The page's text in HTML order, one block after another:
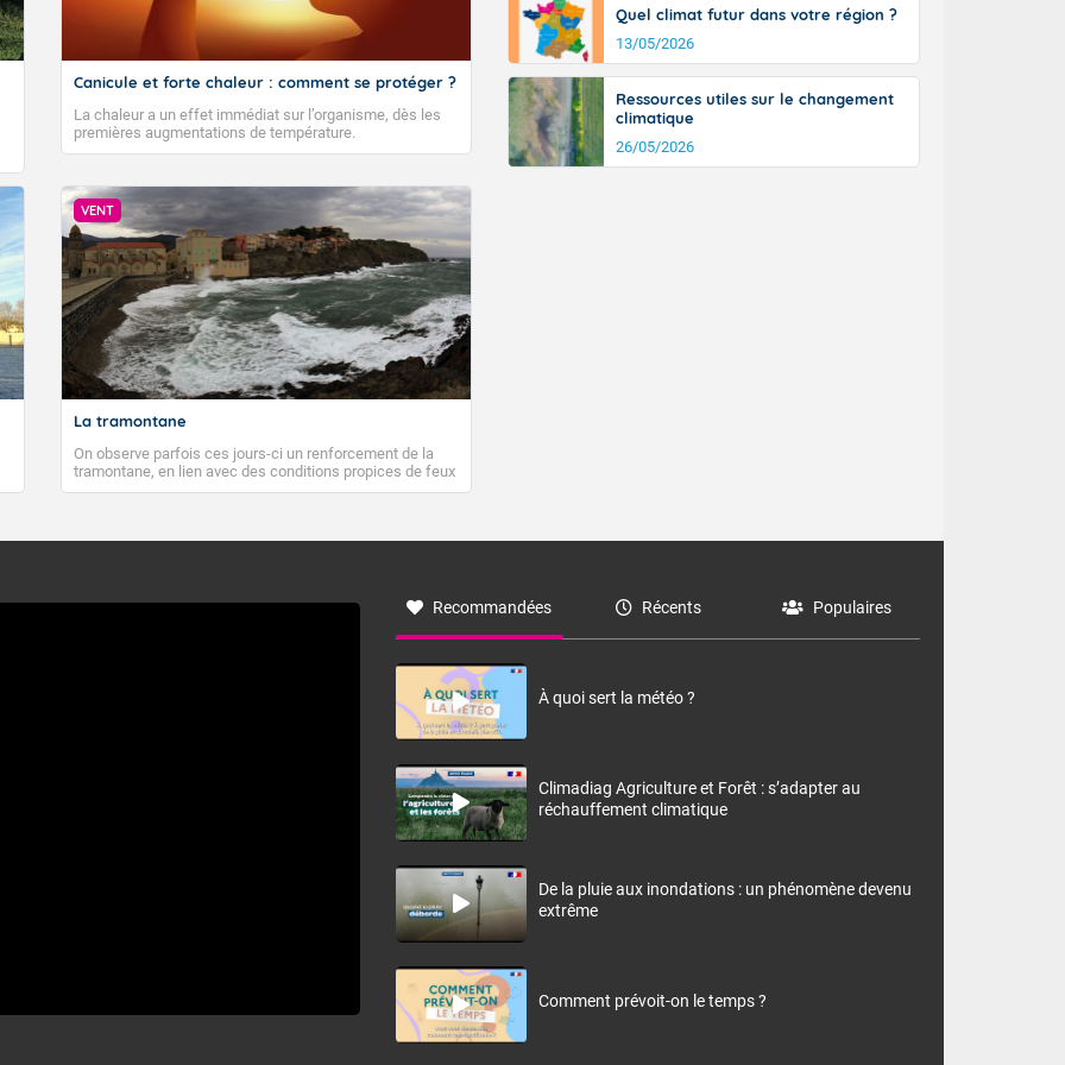
Canicule et forte chaleur : comment se protéger ?
La chaleur a un effet immédiat sur l’organisme, dès les
premières augmentations de température.
VENT
La tramontane
On observe parfois ces jours-ci un renforcement de la
tramontane, en lien avec des conditions propices de feux
de forêt. Mais qu'est-ce que la tramontane ? Quelles sont
à nord-ouest, dans un secteur qui part du Roussillon à la
monts, en allusion aux régions montagneuses d’où
Quel climat futur dans votre région ?
13/05/2026
Ressources utiles sur le changement
climatique
26/05/2026
Recommandées Récents Populaires
À quoi sert la météo ?
Climadiag Agriculture et Forêt : s’adapter au
réchauffement climatique
De la pluie aux inondations : un phénomène devenu
extrême
Comment prévoit-on le temps ?